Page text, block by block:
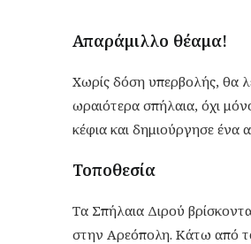
Απαράμιλλο θέαμα!
Χωρίς δόση υπερβολής, θα
ωραιότερα σπήλαια, όχι
κέφια και δημιούργησε
Τοποθεσία
Τα Σπήλαια Διρού
στην Αρεόπολη. Κάτω από